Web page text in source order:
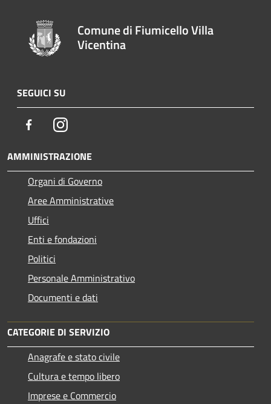
Comune di Fiumicello Villa
Vicentina
SEGUICI SU
FacebookInstagram
AMMINISTRAZIONE
Organi di Governo
Aree Amministrative
Uffici
Enti e fondazioni
Politici
Personale Amministrativo
Documenti e dati
CATEGORIE DI SERVIZIO
Anagrafe e stato civile
Cultura e tempo libero
Imprese e Commercio